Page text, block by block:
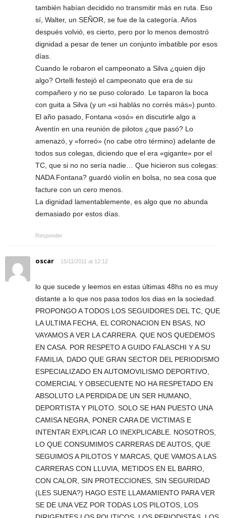
también habían decidido no transmitir más en ruta. Eso
sí, Walter, un SEÑOR, se fue de la categoría. Años
después volvió, es cierto, pero por lo menos demostró
dignidad a pesar de tener un conjunto imbatible por esos
días.
Cuando le robaron el campeonato a Silva ¿quien dijo
algo? Ortelli festejó el campeonato que era de su
compañero y no se puso colorado. Le taparon la boca
con guita a Silva (y un «si hablás no corrés más») punto.
El año pasado, Fontana «osó» en discutirle algo a
Aventín en una reunión de pilotos ¿que pasó? Lo
amenazó, y «forreó» (no cabe otro término) adelante de
todos sus colegas, diciendo que el era «gigante» por el
TC, que si no no sería nadie… Que hicieron sus colegas:
NADA Fontana? guardó violín en bolsa, no sea cosa que
facture con un cero menos.
La dignidad lamentablemente, es algo que no abunda
demasiado por estos días.
Responder
oscar 15/11/2011 at 12:12
lo que sucede y leemos en estas últimas 48hs no es muy
distante a lo que nos pasa todos los dias en la sociedad.
PROPONGO A TODOS LOS SEGUIDORES DEL TC, QUE
LA ULTIMA FECHA, EL CORONACION EN BSAS, NO
VAYAMOS A VER LA CARRERA. QUE NOS QUEDEMOS
EN CASA. POR RESPETO A GUIDO FALASCHI Y A SU
FAMILIA, DADO QUE GRAN SECTOR DEL PERIODISMO
ESPECIALIZADO EN AUTOMOVILISMO DEPORTIVO,
COMERCIAL Y OBSECUENTE NO HA RESPETADO EN
ABSOLUTO LA PERDIDA DE UN SER HUMANO,
DEPORTISTA Y PILOTO. SOLO SE HAN PUESTO UNA
CAMISA NEGRA, PONER CARA DE VICTIMAS E
INTENTAR EXPLICAR LO INEXPLICABLE. NOSOTROS,
LO QUE CONSUMIMOS CARRERAS DE AUTOS, QUE
SEGUIMOS A PILOTOS Y MARCAS, QUE VAMOS A LAS
CARRERAS CON LLUVIA, METIDOS EN EL BARRO,
CON CALOR, SIN PROTECCIONES, SIN SEGURIDAD
(LES SUENA?) HAGO ESTE LLAMAMIENTO PARA VER
SE DE UNA VEZ POR TODAS LOS PILOTOS, LOS